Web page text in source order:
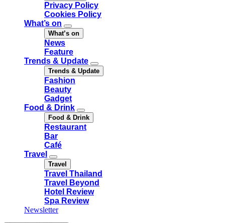
Privacy Policy
Cookies Policy
What’s on
What’s on
News
Feature
Trends & Update
Trends & Update
Fashion
Beauty
Gadget
Food & Drink
Food & Drink
Restaurant
Bar
Café
Travel
Travel
Travel Thailand
Travel Beyond
Hotel Review
Spa Review
Newsletter